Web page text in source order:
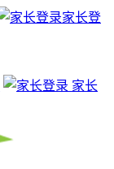
家长登
家长